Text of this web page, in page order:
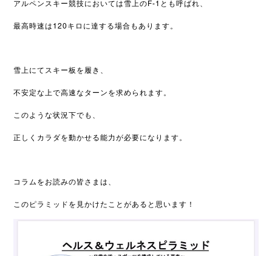
アルペンスキー競技においては雪上のF-1とも呼ばれ、
最高時速は120キロに達する場合もあります。
雪上にてスキー板を履き、
不安定な上で高速なターンを求められます。
このような状況下でも、
正しくカラダを動かせる能力が必要になります。
コラムをお読みの皆さまは、
このピラミッドを見かけたことがあると思います！